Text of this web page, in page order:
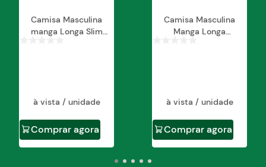
Camisa Masculina
manga Longa Slim
à vista / unidade
Comprar agora
Camisa Masculina
Manga Longa
à vista / unidade
Comprar agora